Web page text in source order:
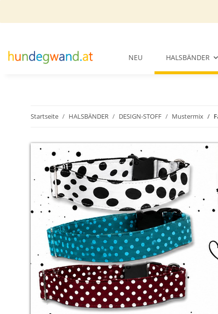
NEU HALSBÄNDER
Startseite HALSBÄNDER DESIGN-STOFF Mustermix